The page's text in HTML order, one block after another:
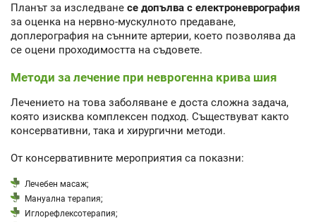
Планът за изследване се допълва с електроневрография
за оценка на нервно-мускулното предаване,
доплерография на сънните артерии, което позволява да
се оцени проходимостта на съдовете.
Методи за лечение при неврогенна крива шия
Лечението на това заболяване е доста сложна задача,
която изисква комплексен подход. Съществуват както
консервативни, така и хирургични методи.
От консервативните мероприятия са показни:
Лечебен масаж;
Мануална терапия;
Иглорефлексотерапия;